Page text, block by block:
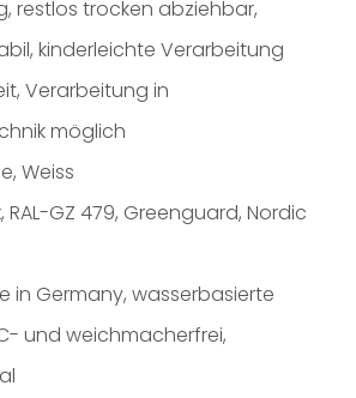
restlos trocken abziehbar,
kinderleichte Verarbeitung
Verarbeitung in
möglich
Weiss
RAL-GZ 479, Greenguard, Nordic
in Germany, wasserbasierte
und weichmacherfrei,